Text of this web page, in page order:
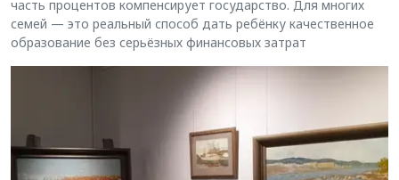
часть процентов компенсирует государство. Для многих
семей — это реальный способ дать ребёнку качественное
образование без серьёзных финансовых затрат